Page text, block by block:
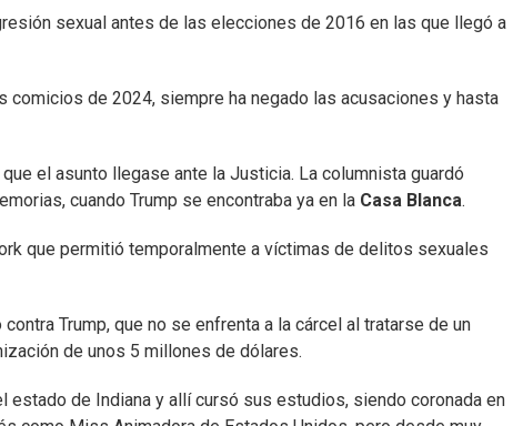
sexual antes de las elecciones de 2016 en las que llegó a
comicios de 2024, siempre ha negado las acusaciones y hasta
el asunto llegase ante la Justicia. La columnista guardó
cuando Trump se encontraba ya en la Casa Blanca.
que permitió temporalmente a víctimas de delitos sexuales
Trump, que no se enfrenta a la cárcel al tratarse de un
de unos 5 millones de dólares.
estado de Indiana y allí cursó sus estudios, siendo coronada en